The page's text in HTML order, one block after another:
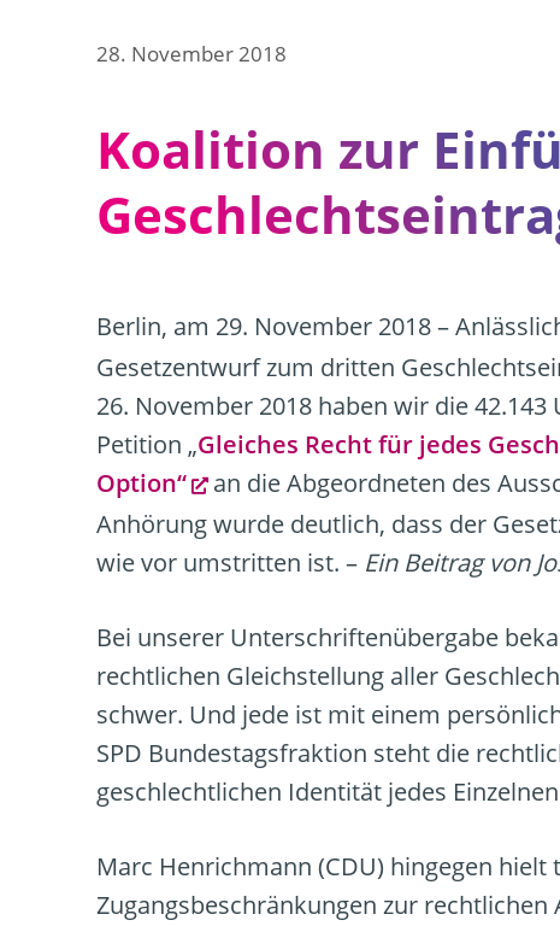
28. November 2018
Koalition zur
Berlin, am 29. November 2018 –
Gesetzentwurf zum dritten
26. November 2018 haben wir die
Petition „Gleiches Recht für jedes
Option“
an die Abgeordneten des
Anhörung wurde deutlich, dass der
wie vor umstritten ist. – Ein Beitrag von
Bei unserer Unterschriftenübergabe
rechtlichen Gleichstellung aller
schwer. Und jede ist mit einem
SPD Bundestagsfraktion steht die
geschlechtlichen Identität jedes
Marc Henrichmann (CDU) hingegen
Zugangsbeschränkungen zur